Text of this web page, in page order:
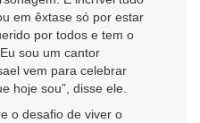
em êxtase só por estar
por todos e tem o
sou um cantor
vem para celebrar
hoje sou”, disse ele.
o desafio de viver o